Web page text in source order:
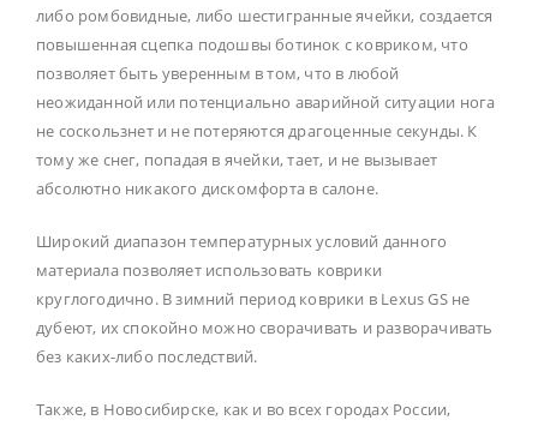
либо ромбовидные, либо шестигранные ячейки, создается
повышенная сцепка подошвы ботинок с ковриком, что
позволяет быть уверенным в том, что в любой
неожиданной или потенциально аварийной ситуации нога
не соскользнет и не потеряются драгоценные секунды. К
тому же снег, попадая в ячейки, тает, и не вызывает
абсолютно никакого дискомфорта в салоне.
Широкий диапазон температурных условий данного
материала позволяет использовать коврики
круглогодично. В зимний период коврики в Lexus GS не
дубеют, их спокойно можно сворачивать и разворачивать
без каких-либо последствий.
Также, в Новосибирске, как и во всех городах России,